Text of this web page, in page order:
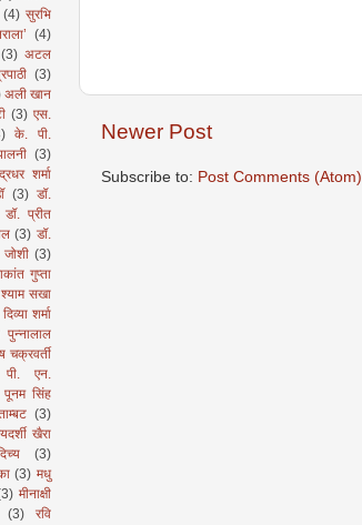
Newer Post
Subscribe to: Post Comments (Atom)
(4) सुरभि
(4)
(3) अटल
(3)
अली खान
(3) एस.
के. पी.
(3)
शर्मा
(3) डॉ.
डॉ. प्रीत
(3) डॉ.
जोशी (3)
गुप्ता
सखा
दिव्या शर्मा
चक्रवर्ती
पी. एन.
पूनम सिंह
(3)
खैरा
(3)
(3) मधु
मीनाक्षी
(3)
रवि